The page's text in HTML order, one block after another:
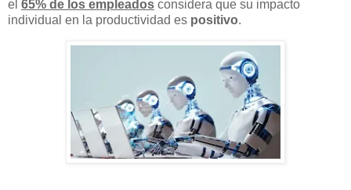
el 65% de los empleados considera que su impacto
individual en la productividad es positivo.